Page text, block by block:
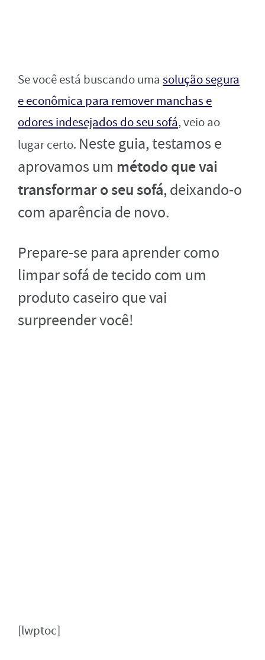
Se você está buscando uma solução segura
e econômica para remover manchas e
odores indesejados do seu sofá, veio ao
lugar certo. Neste guia, testamos e
aprovamos um método que vai
transformar o seu sofá, deixando-o
com aparência de novo.
Prepare-se para aprender como
limpar sofá de tecido com um
produto caseiro que vai
surpreender você!
[lwptoc]